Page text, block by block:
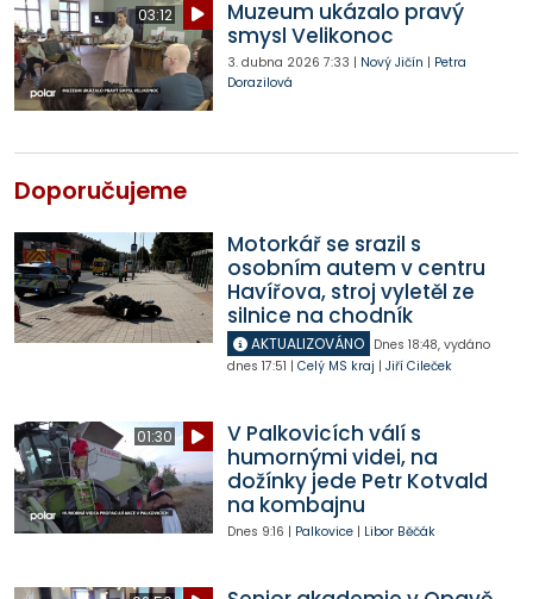
03:12
Muzeum ukázalo pravý
smysl Velikonoc
3. dubna 2026 7:33 | Nový Jičín | Petra
Dorazilová
Doporučujeme
Motorkář se srazil s
osobním autem v centru
Havířova, stroj vyletěl ze
silnice na chodník
AKTUALIZOVÁNO Dnes 18:48, vydáno
dnes 17:51 | Celý MS kraj | Jiří Cileček
01:30
V Palkovicích válí s
humornými videi, na
dožínky jede Petr Kotvald
na kombajnu
Dnes 9:16 | Palkovice| Libor Běčák